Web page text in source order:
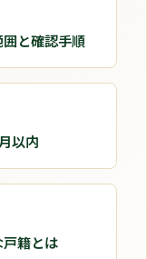
と確認手順
以内
籍とは